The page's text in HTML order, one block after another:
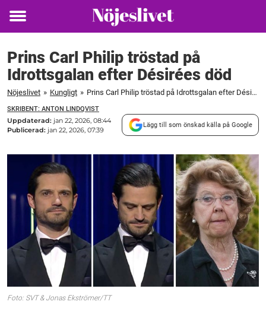
Toggle
Prins Carl Philip tröstad på
Idrottsgalan efter Désirées död
Nöjeslivet » Kungligt » Prins Carl Philip tröstad på Idrottsgalan efter Désirées död
SKRIBENT: ANTON LINDQVIST
Uppdaterad: jan 22, 2026, 08:44
Publicerad: jan 22, 2026, 07:39
Lägg till som önskad källa på Google
Foto: SVT & Jonas Ekströmer/TT